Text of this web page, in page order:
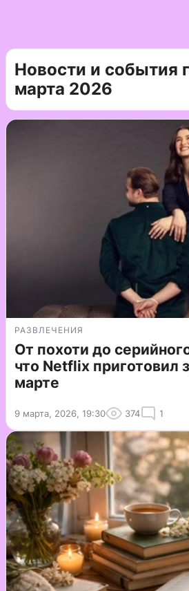
Новости и события
марта 2026
РАЗВЛЕЧЕНИЯ
От похоти до
что Netflix приготовил
марте
9 марта, 2026, 19:30 374 1